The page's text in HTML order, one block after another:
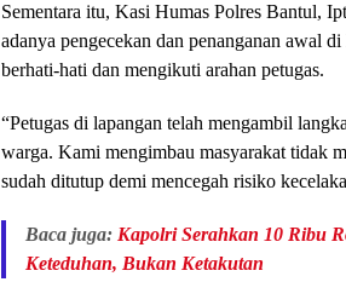
Sementara itu, Kasi Humas Polres Bantul,
adanya pengecekan dan penanganan awal
berhati-hati dan mengikuti arahan petugas.
“Petugas di lapangan telah mengambil
warga. Kami mengimbau masyarakat tidak
sudah ditutup demi mencegah risiko
Baca juga: Kapolri Serahkan 10 Ribu
Keteduhan, Bukan Ketakutan